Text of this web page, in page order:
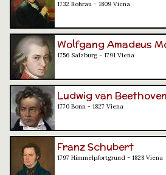
1732 Rohrau - 1809 Viena
Wolfgang Amadeus
1756 Salzburg - 1791 Viena
Ludwig van Beethoven
1770 Bonn - 1827 Viena
Franz Schubert
1797 Himmelpfortgrund - 1828 Viena